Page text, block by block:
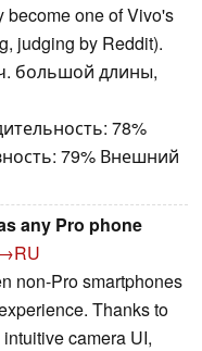
one of Vivo's
judging by Reddit).
большой длины,
78%
79% Внешний
any Pro phone
non-Pro smartphones
Thanks to
camera UI,